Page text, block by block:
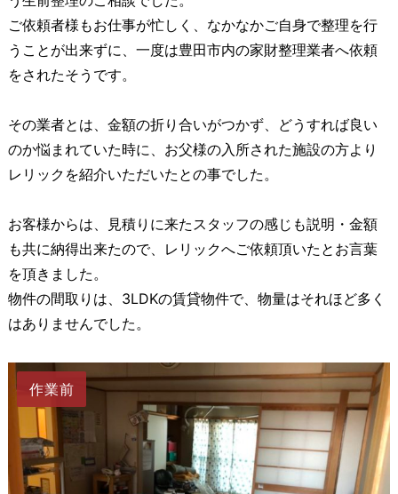
ご依頼者様もお仕事が忙しく、なかなかご自身で整理を行
うことが出来ずに、一度は豊田市内の家財整理業者へ依頼
をされたそうです。
その業者とは、金額の折り合いがつかず、どうすれば良い
のか悩まれていた時に、お父様の入所された施設の方より
レリックを紹介いただいたとの事でした。
お客様からは、見積りに来たスタッフの感じも説明・金額
も共に納得出来たので、レリックへご依頼頂いたとお言葉
を頂きました。
物件の間取りは、3LDKの賃貸物件で、物量はそれほど多く
はありませんでした。
作業前